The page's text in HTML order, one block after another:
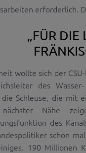
erforderlich.
„FÜR
wollte sich der
des
Schleuse, die mit
Nähe
des
schon
190 Millionen